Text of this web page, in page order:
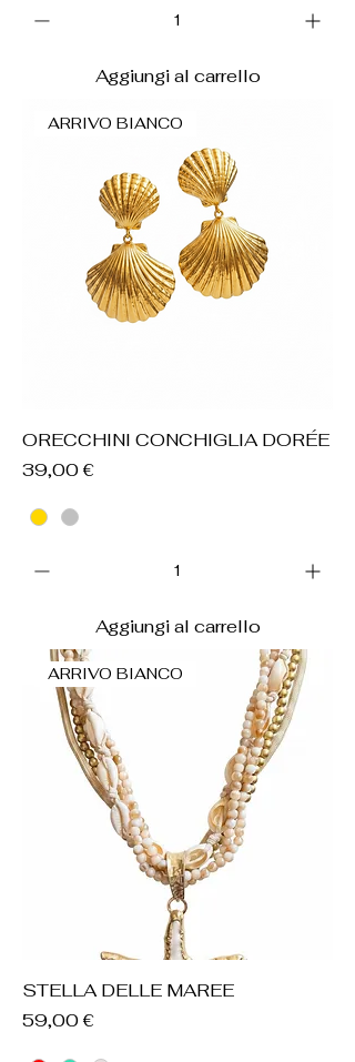
Aggiungi al carrello
ARRIVO BIANCO
ORECCHINI CONCHIGLIA DORÉE
Prezzo
39,00 €
Aggiungi al carrello
ARRIVO BIANCO
STELLA DELLE MAREE
Prezzo
59,00 €